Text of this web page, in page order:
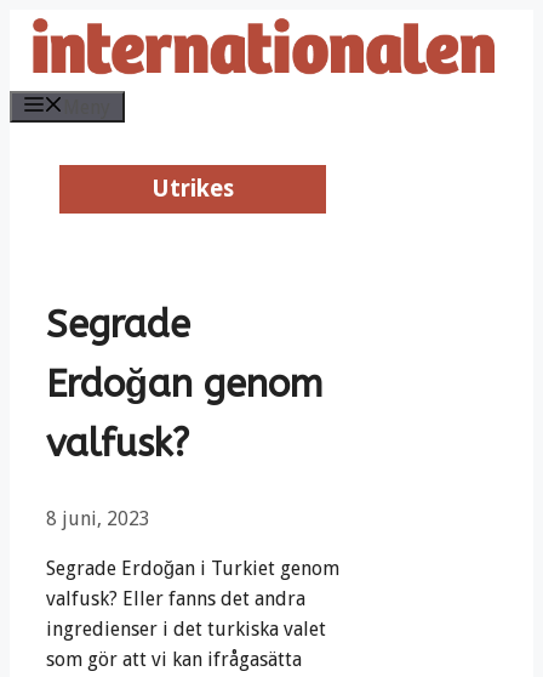
Hoppa
Utrikes
Utrikes
Segrade
Erdoğan genom
valfusk?
8 juni, 2023
Segrade Erdoğan i Turkiet genom
valfusk? Eller fanns det andra
ingredienser i det turkiska valet
som gör att vi kan ifrågasätta